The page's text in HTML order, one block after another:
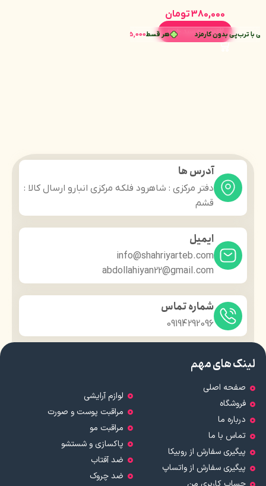
هر قسط95,000 با ترب‌پی بدون کارمزد
380,000تومان
افزودن به سبد خرید
آدرس ها
دفتر مرکزی : شاهرود فلکه مرکزی انبارو ارسال کالا :
قشم
ایمیل
info@shahriyarteb.com
abdollahiyan22@gmail.com
شماره تماس
09194292096
لینک های مهم
صفحه اصلی
فروشگاه
درباره ما
تماس با ما
پیگیری سفارش از روبیکا
پیگیری سفارش از واتساپ
لوازم آرایشی
مراقبت پوست و صورت
مراقبت مو
پاکسازی و شستشو
ضد آفتاب
ضد چروک